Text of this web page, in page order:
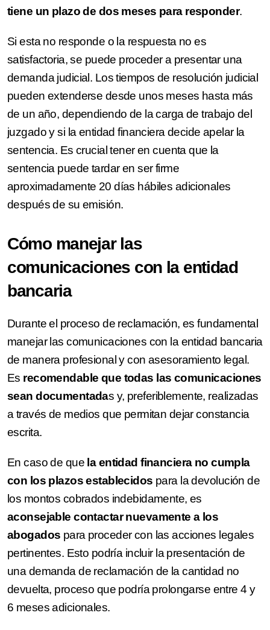
tiene un plazo de dos meses para responder.
Si esta no responde o la respuesta no es
satisfactoria, se puede proceder a presentar una
demanda judicial. Los tiempos de resolución judicial
pueden extenderse desde unos meses hasta más
de un año, dependiendo de la carga de trabajo del
juzgado y si la entidad financiera decide apelar la
sentencia. Es crucial tener en cuenta que la
sentencia puede tardar en ser firme
aproximadamente 20 días hábiles adicionales
después de su emisión.
Cómo manejar las
comunicaciones con la entidad
bancaria
Durante el proceso de reclamación, es fundamental
manejar las comunicaciones con la entidad bancaria
de manera profesional y con asesoramiento legal.
Es recomendable que todas las comunicaciones
sean documentadas y, preferiblemente, realizadas
a través de medios que permitan dejar constancia
escrita.
En caso de que la entidad financiera no cumpla
con los plazos establecidos para la devolución de
los montos cobrados indebidamente, es
aconsejable contactar nuevamente a los
abogados para proceder con las acciones legales
pertinentes. Esto podría incluir la presentación de
una demanda de reclamación de la cantidad no
devuelta, proceso que podría prolongarse entre 4 y
6 meses adicionales.